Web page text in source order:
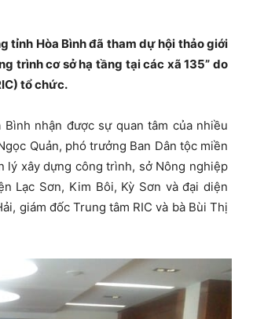
tỉnh Hòa Bình đã tham dự hội thảo giới
trình cơ sở hạ tầng tại các xã 135” do
tổ chức.
nhận được sự quan tâm của nhiều
Quản, phó trưởng Ban Dân tộc miền
lý xây dựng công trình, sở Nông nghiệp
Lạc Sơn, Kim Bôi, Kỳ Sơn và đại diện
giám đốc Trung tâm RIC và bà Bùi Thị